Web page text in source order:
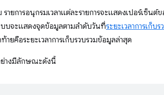
ายการอนุกรมเวลาแต่ละรายการจะแสดงเปอร์เซ็นต์
บจะแสดงจุดข้อมูลตามลําดับวันที่ระยะเวลาการเก็บร
ยคือระยะเวลาการเก็บรวบรวมข้อมูลล่าสุด
ย่างมีลักษณะดังนี้